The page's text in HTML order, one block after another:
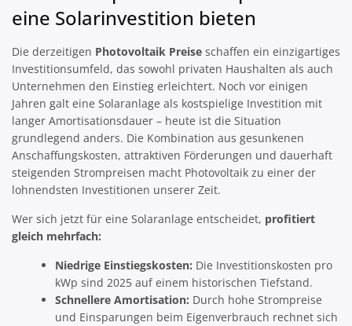
eine Solarinvestition bieten
Die derzeitigen Photovoltaik Preise schaffen ein einzigartiges
Investitionsumfeld, das sowohl privaten Haushalten als auch
Unternehmen den Einstieg erleichtert. Noch vor einigen
Jahren galt eine Solaranlage als kostspielige Investition mit
langer Amortisationsdauer – heute ist die Situation
grundlegend anders. Die Kombination aus gesunkenen
Anschaffungskosten, attraktiven Förderungen und dauerhaft
steigenden Strompreisen macht Photovoltaik zu einer der
lohnendsten Investitionen unserer Zeit.
Wer sich jetzt für eine Solaranlage entscheidet, profitiert
gleich mehrfach:
Niedrige Einstiegskosten: Die Investitionskosten pro
kWp sind 2025 auf einem historischen Tiefstand.
Schnellere Amortisation: Durch hohe Strompreise
und Einsparungen beim Eigenverbrauch rechnet sich